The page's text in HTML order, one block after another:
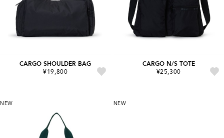
CARGO SHOULDER BAG
¥19,800
CARGO N/S TOTE
¥25,300
NEW NEW